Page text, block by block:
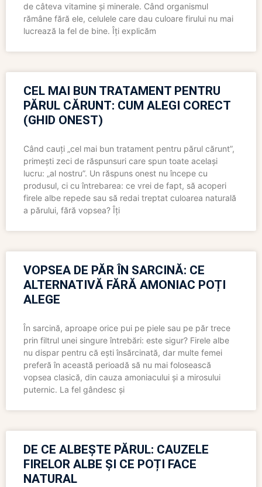
de câteva vitamine și minerale. Când organismul
rămâne fără ele, celulele care dau culoare firului nu mai
lucrează la fel de bine. Îți explicăm
CEL MAI BUN TRATAMENT PENTRU
PĂRUL CĂRUNT: CUM ALEGI CORECT
(GHID ONEST)
Când cauți „cel mai bun tratament pentru părul cărunt”,
primești zeci de răspunsuri care spun toate același
lucru: „al nostru”. Un răspuns onest nu începe cu
produsul, ci cu întrebarea: ce vrei de fapt, să acoperi
firele albe repede sau să redai treptat culoarea naturală
a părului, fără vopsea? Îți
VOPSEA DE PĂR ÎN SARCINĂ: CE
ALTERNATIVĂ FĂRĂ AMONIAC POȚI
ALEGE
În sarcină, aproape orice pui pe piele sau pe păr trece
prin filtrul unei singure întrebări: este sigur? Firele albe
nu dispar pentru că ești însărcinată, dar multe femei
preferă în această perioadă să nu mai folosească
vopsea clasică, din cauza amoniacului și a mirosului
puternic. La fel gândesc și
DE CE ALBEȘTE PĂRUL: CAUZELE
FIRELOR ALBE ȘI CE POȚI FACE
NATURAL